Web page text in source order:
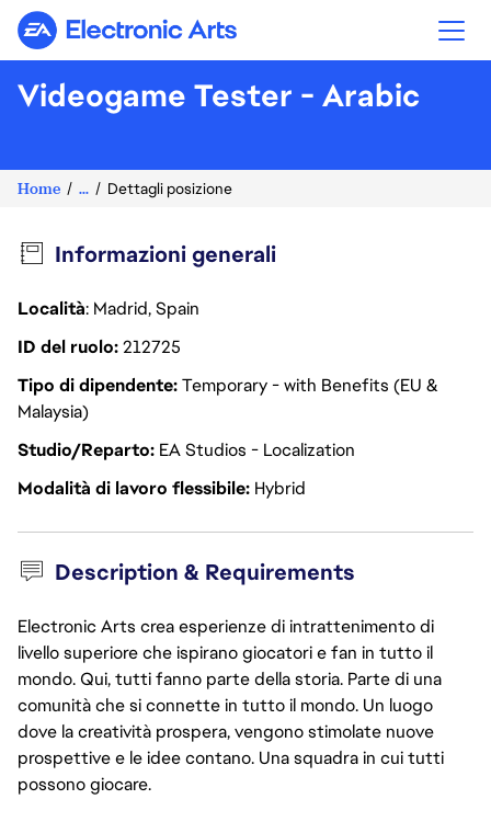
Electronic Arts
Videogame Tester - Arabic
Home ... Dettagli posizione
Informazioni generali
Località: Madrid, Spain
ID del ruolo212725
Tipo di dipendenteTemporary - with Benefits (EU &
Malaysia)
Studio/Reparto EA Studios - Localization
Modalità di lavoro flessibile Hybrid
Description & Requirements
Electronic Arts crea esperienze di intrattenimento di
livello superiore che ispirano giocatori e fan in tutto il
mondo. Qui, tutti fanno parte della storia. Parte di una
comunità che si connette in tutto il mondo. Un luogo
dove la creatività prospera, vengono stimolate nuove
prospettive e le idee contano. Una squadra in cui tutti
possono giocare.